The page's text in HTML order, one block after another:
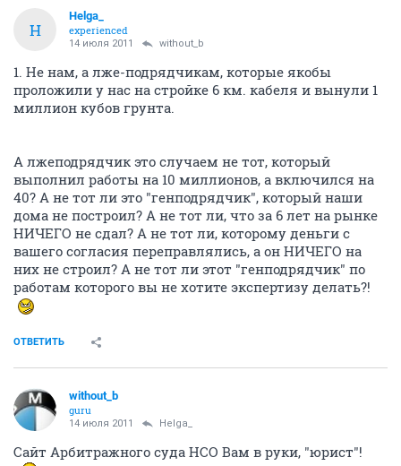
H
Helga_
experienced
14 июля 2011 without_b
1. Не нам, а лже-подрядчикам, которые якобы
проложили у нас на стройке 6 км. кабеля и вынули 1
миллион кубов грунта.
А лжеподрядчик это случаем не тот, который
выполнил работы на 10 миллионов, а включился на
40? А не тот ли это "генподрядчик", который наши
дома не построил? А не тот ли, что за 6 лет на рынке
НИЧЕГО не сдал? А не тот ли, которому деньги с
вашего согласия переправлялись, а он НИЧЕГО на
них не строил? А не тот ли этот "генподрядчик" по
работам которого вы не хотите экспертизу делать?!
ОТВЕТИТЬ
without_b
guru
14 июля 2011 Helga_
Сайт Арбитражного суда НСО Вам в руки, "юрист"!